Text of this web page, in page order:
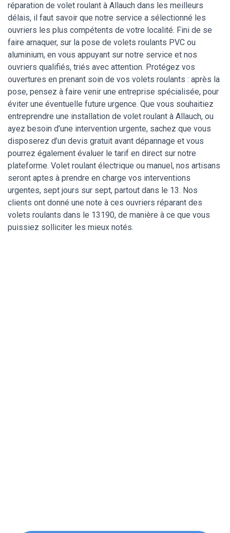
réparation de volet roulant à Allauch dans les meilleurs
délais, il faut savoir que notre service a sélectionné les
ouvriers les plus compétents de votre localité. Fini de se
faire arnaquer, sur la pose de volets roulants PVC ou
aluminium, en vous appuyant sur notre service et nos
ouvriers qualifiés, triés avec attention. Protégez vos
ouvertures en prenant soin de vos volets roulants : après la
pose, pensez à faire venir une entreprise spécialisée, pour
éviter une éventuelle future urgence. Que vous souhaitiez
entreprendre une installation de volet roulant à Allauch, ou
ayez besoin d’une intervention urgente, sachez que vous
disposerez d’un devis gratuit avant dépannage et vous
pourrez également évaluer le tarif en direct sur notre
plateforme. Volet roulant électrique ou manuel, nos artisans
seront aptes à prendre en charge vos interventions
urgentes, sept jours sur sept, partout dans le 13. Nos
clients ont donné une note à ces ouvriers réparant des
volets roulants dans le 13190, de manière à ce que vous
puissiez solliciter les mieux notés.